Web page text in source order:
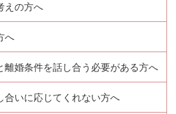
えの方へ
へ
離婚条件を話し合う必要がある方へ
合いに応じてくれない方へ